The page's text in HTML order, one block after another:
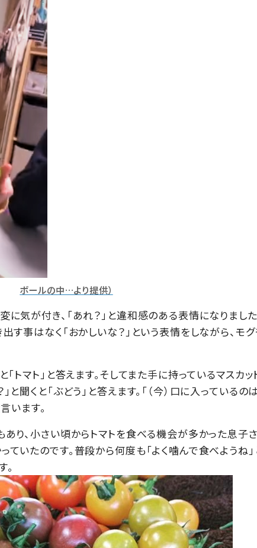
ボールの中…より提供）
気が付き、「あれ？」と違和感のある表情になりました
す事はなく「おかしいな？」という表情をしながら、モ
「トマト」と答えます。そしてまた手に持っているマスカッ
と聞くと「ぶどう」と答えます。「（今）口に入っているの
います。
り、小さい頃からトマトを食べる機会が多かった息子さ
ていたのです。普段から何度も「よく噛んで食べようね